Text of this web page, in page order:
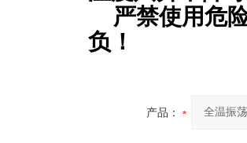
严禁使用危
负！
产品：